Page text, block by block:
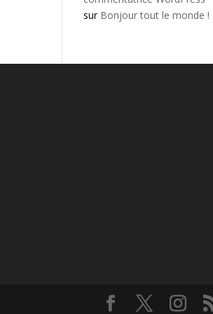
sur Bonjour tout le monde !